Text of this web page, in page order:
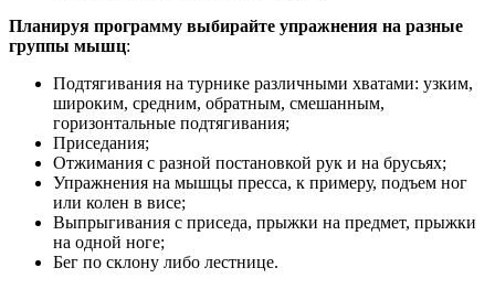
Планируя программу выбирайте упражнения на разные
группы мышц:
Подтягивания на турнике различными хватами: узким,
широким, средним, обратным, смешанным,
горизонтальные подтягивания;
Приседания;
Отжимания с разной постановкой рук и на брусьях;
Упражнения на мышцы пресса, к примеру, подъем ног
или колен в висе;
Выпрыгивания с приседа, прыжки на предмет, прыжки
на одной ноге;
Бег по склону либо лестнице.